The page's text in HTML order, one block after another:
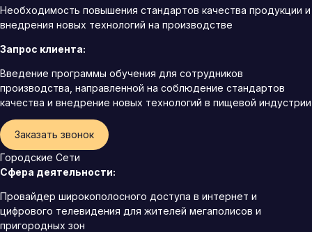
Необходимость повышения стандартов качества продукции и
внедрения новых технологий на производстве
Запрос клиента:
Введение программы обучения для сотрудников
производства, направленной на соблюдение стандартов
качества и внедрение новых технологий в пищевой индустрии
Заказать звонок
Городские Сети
Сфера деятельности:
Провайдер широкополосного доступа в интернет и
цифрового телевидения для жителей мегаполисов и
пригородных зон